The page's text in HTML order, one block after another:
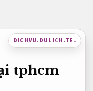
DICHVU.DULICH.TEL
tphcm